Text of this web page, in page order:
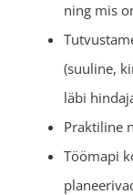
ning mis
(suuline,
läbi
Praktiline
Töömapi